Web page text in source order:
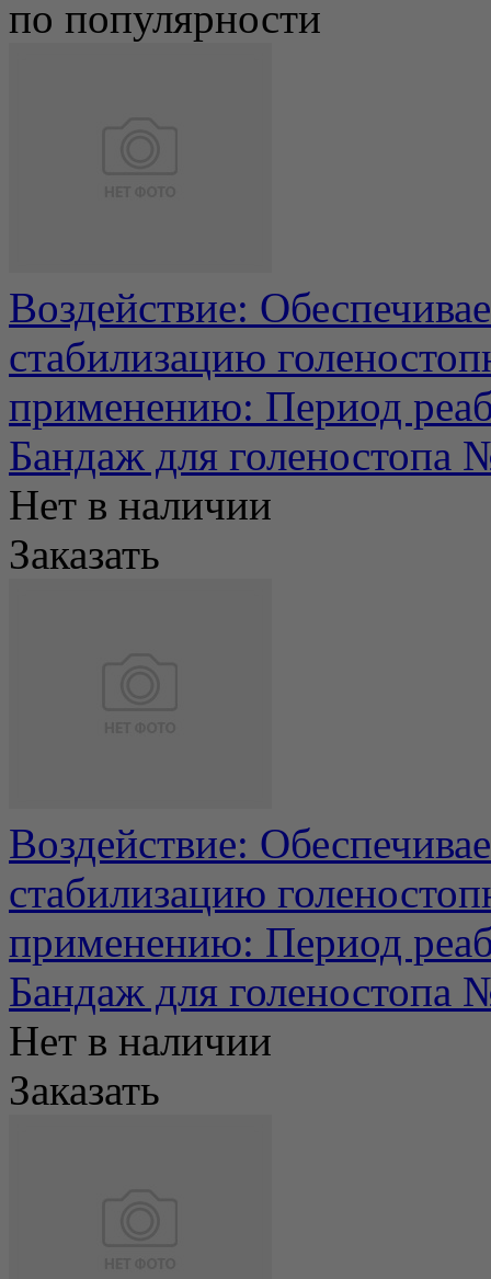
по популярности
Воздействие:
стабилизацию
применению: Период
Бандаж для голеностопа
Нет в наличии
Заказать
Воздействие:
стабилизацию
применению: Период
Бандаж для голеностопа
Нет в наличии
Заказать